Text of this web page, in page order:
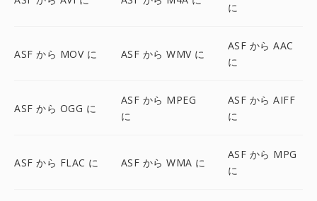
に
ASF から MOV に ASF から WMV に
ASF から AAC
に
ASF から OGG に
ASF から MPEG
に
ASF から AIFF
に
ASF から FLAC に ASF から WMA に
ASF から MPG
に